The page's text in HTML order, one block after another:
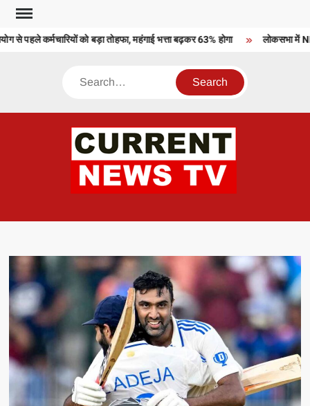
Skip
contentकर्मचारियों को बड़ा तोहफा, महंगाई भत्ता बढ़कर 63% होगा लोकसभा में
Search